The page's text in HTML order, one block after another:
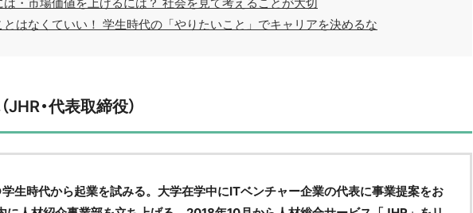
とはなくていい！ 学生時代の「やりたいこと」でキャリアを決めるな
・代表取締役）
生時代から起業を試みる。大学在学中にITベンチャー企業の代表に事業提案をお